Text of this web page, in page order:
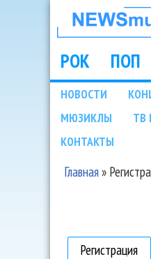
НОВОСТИ
МУЗЫКИ И
ШОУ
Main
РОК ПОП
НОВОСТИ
МЮЗИКЛЫ
ТВ
КОНТАКТЫ
Главная»
Регистрация